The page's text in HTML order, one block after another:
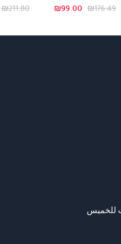
₪176.49
السعر ₪99.00
₪211.80